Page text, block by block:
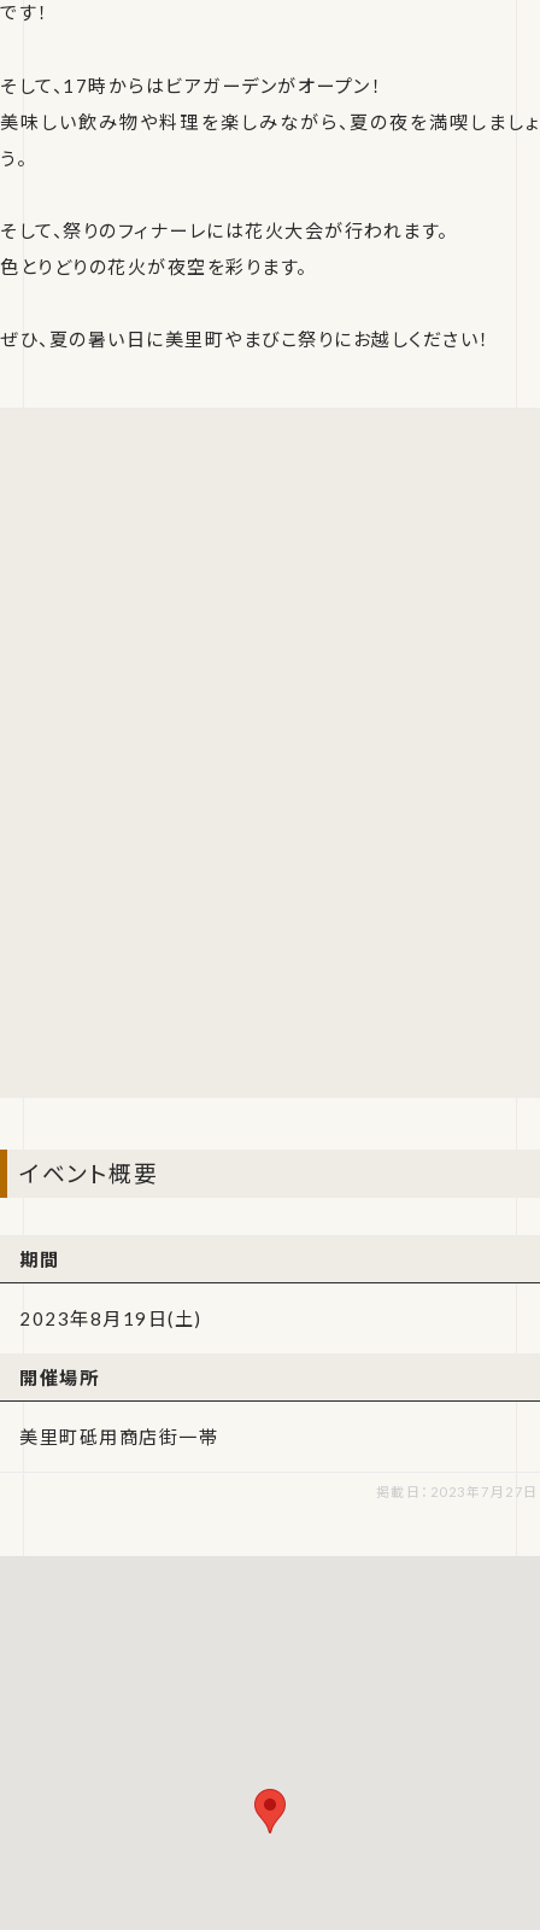
です！
そして、17時からはビアガーデンがオープン！
美味しい飲み物や料理を楽しみながら、夏の夜を満喫しましょ
う。
そして、祭りのフィナーレには花火大会が行われます。
色とりどりの花火が夜空を彩ります。
ぜひ、夏の暑い日に美里町やまびこ祭りにお越しください！
イベント概要
期間
2023年8月19日(土)
開催場所
美里町砥用商店街一帯
掲載日：2023年7月27日